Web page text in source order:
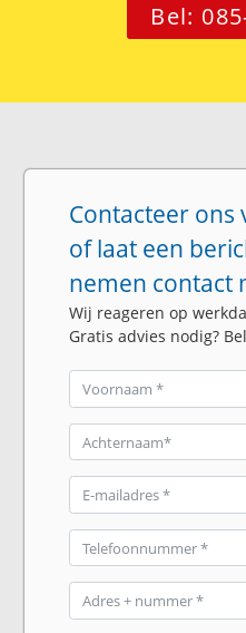
Bel:
Contacteer ons
of laat een
nemen contact
Wij reageren op
Gratis advies nodig?